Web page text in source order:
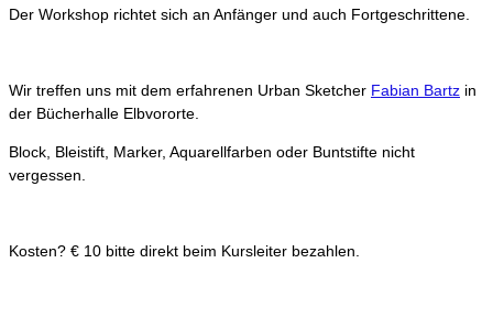
Der Workshop richtet sich an Anfänger und auch Fortgeschrittene.
Wir treffen uns mit dem erfahrenen Urban Sketcher Fabian Bartz in
der Bücherhalle Elbvororte.
Block, Bleistift, Marker, Aquarellfarben oder Buntstifte nicht
vergessen.
Kosten? € 10 bitte direkt beim Kursleiter bezahlen.